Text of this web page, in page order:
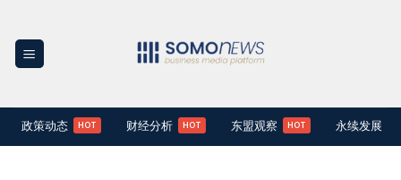
content
政策动态 财经分析 东盟观察 永续发展